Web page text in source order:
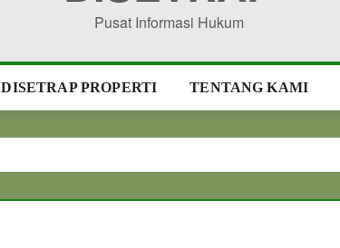
Pusat Informasi Hukum
DISETRAP PROPERTI TENTANG KAMI